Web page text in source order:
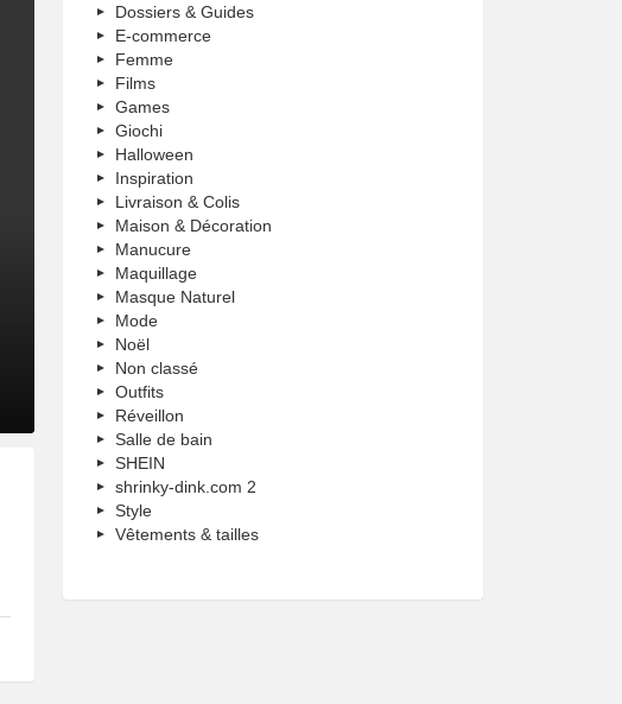
Dossiers & Guides
E-commerce
Femme
Films
Games
Giochi
Halloween
Inspiration
Livraison & Colis
Maison & Décoration
Manucure
Maquillage
Masque Naturel
Mode
Noël
Non classé
Outfits
Réveillon
Salle de bain
SHEIN
shrinky-dink.com 2
Style
Vêtements & tailles